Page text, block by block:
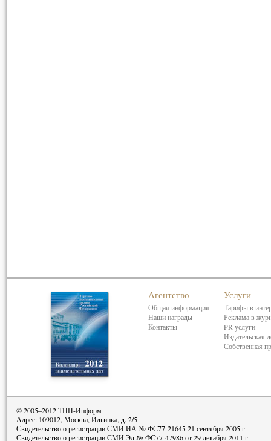
Агентство
Общая информация
Наши награды
Контакты
Услуги
Тарифы в
Реклама в
PR-услуги
Издательская
Собственная
© 2005–2012 ТПП-Информ
Адрес: 109012, Москва, Ильинка, д. 2/5
Свидетельство о регистрации СМИ ИА № ФС77-21645 21 сентября 2005 г.
Свидетельство о регистрации СМИ Эл № ФС77-47986 от 29 декабря 2011 г.